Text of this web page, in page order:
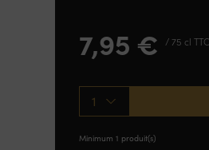
7,95 € / 75 cl TTC
1
Minimum 1 produit(s)